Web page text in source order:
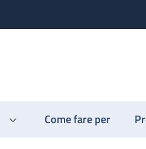
Come fare per